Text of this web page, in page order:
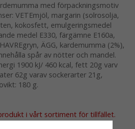
med förpackningsmotiv
VETEmjöl, margarin (solrosolja,
kokosfett, emulgeringsmedel
medel E330, färgämne E160a,
ÄGG, kardemumma (2%),
spår av nötter och mandel.
1900 kJ/ 460 kcal, fett 20g varv
62g varav sockerarter 21g,
180 g.
i vårt sortiment för tillfället.